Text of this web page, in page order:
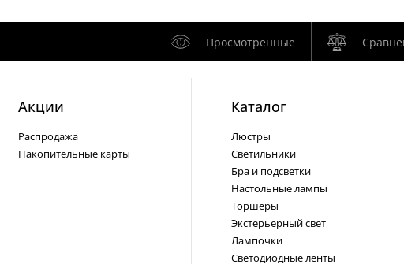
Просмотренные
Акции
Распродажа
Накопительные карты
Каталог
Люстры
Светильники
Бра и подсветки
Настольные лампы
Торшеры
Экстерьерный свет
Лампочки
Светодиодные ленты